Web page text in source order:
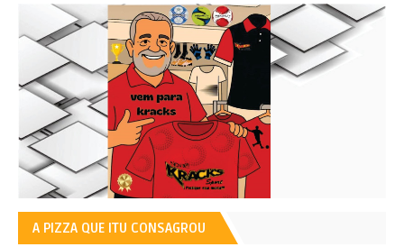
A PIZZA QUE ITU CONSAGROU